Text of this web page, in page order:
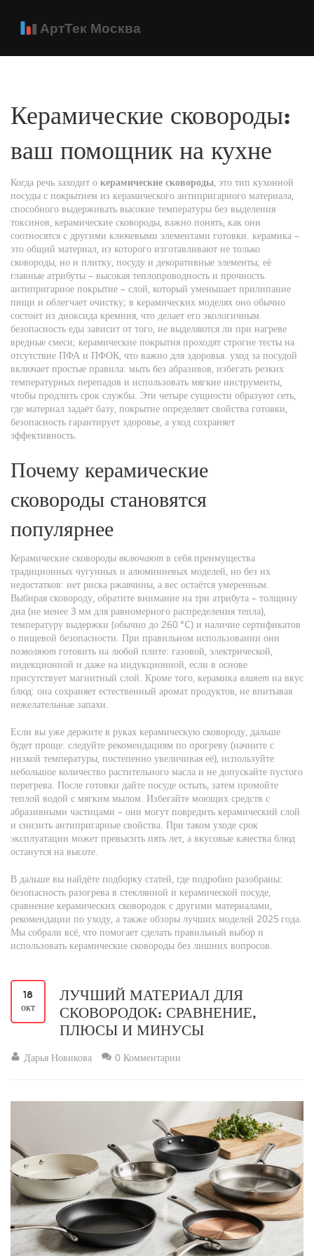
Керамические сковороды:
ваш помощник на кухне
Когда речь заходит о керамические сковороды, это тип кухонной
посуды с покрытием из керамического антипригарного материала,
способного выдерживать высокие температуры без выделения
токсинов, керамические сковороды, важно понять, как они
соотносятся с другими ключевыми элементами готовки. керамика –
это общий материал, из которого изготавливают не только
сковороды, но и плитку, посуду и декоративные элементы; её
главные атрибуты – высокая теплопроводность и прочность.
антипригарное покрытие – слой, который уменьшает прилипание
пищи и облегчает очистку; в керамических моделях оно обычно
состоит из диоксида кремния, что делает его экологичным.
безопасность еды зависит от того, не выделяются ли при нагреве
вредные смеси; керамические покрытия проходят строгие тесты на
отсутствие ПФА и ПФОК, что важно для здоровья. уход за посудой
включает простые правила: мыть без абразивов, избегать резких
температурных перепадов и использовать мягкие инструменты,
чтобы продлить срок службы. Эти четыре сущности образуют сеть,
где материал задаёт базу, покрытие определяет свойства готовки,
безопасность гарантирует здоровье, а уход сохраняет
эффективность.
Почему керамические
сковороды становятся
популярнее
Керамические сковороды включают в себя преимущества
традиционных чугунных и алюминиевых моделей, но без их
недостатков: нет риска ржавчины, а вес остаётся умеренным.
Выбирая сковороду, обратите внимание на три атрибута – толщину
дна (не менее 3 мм для равномерного распределения тепла),
температуру выдержки (обычно до 260 °C) и наличие сертификатов
о пищевой безопасности. При правильном использовании они
позволяют готовить на любой плите: газовой, электрической,
индекционной и даже на индукционной, если в основе
присутствует магнитный слой. Кроме того, керамика влияет на вкус
блюд: она сохраняет естественный аромат продуктов, не впитывая
нежелательные запахи.
Если вы уже держите в руках керамическую сковороду, дальше
будет проще: следуйте рекомендациям по прогреву (начните с
низкой температуры, постепенно увеличивая её), используйте
небольшое количество растительного масла и не допускайте пустого
перегрева. После готовки дайте посуде остыть, затем промойте
теплой водой с мягким мылом. Избегайте моющих средств с
абразивными частицами – они могут повредить керамический слой
и снизить антипригарные свойства. При таком уходе срок
эксплуатации может превысить пять лет, а вкусовые качества блюд
останутся на высоте.
В дальше вы найдёте подборку статей, где подробно разобраны:
безопасность разогрева в стеклянной и керамической посуде,
сравнение керамических сковородок с другими материалами,
рекомендации по уходу, а также обзоры лучших моделей 2025 года.
Мы собрали всё, что помогает сделать правильный выбор и
использовать керамические сковороды без лишних вопросов.
18
окт
ЛУЧШИЙ МАТЕРИАЛ ДЛЯ
СКОВОРОДОК: СРАВНЕНИЕ,
ПЛЮСЫ И МИНУСЫ
Дарья Новикова 0 Комментарии